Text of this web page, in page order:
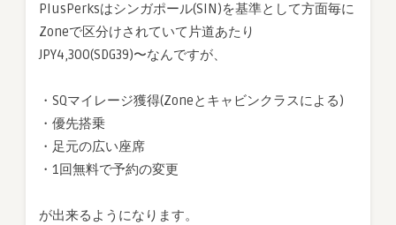
PlusPerksはシンガポール(SIN)を基準として方面毎に
Zoneで区分けされていて片道あたり
JPY4,300(SDG39)〜なんですが、
・SQマイレージ獲得(Zoneとキャビンクラスによる)
・優先搭乗
・足元の広い座席
・1回無料で予約の変更
が出来るようになります。